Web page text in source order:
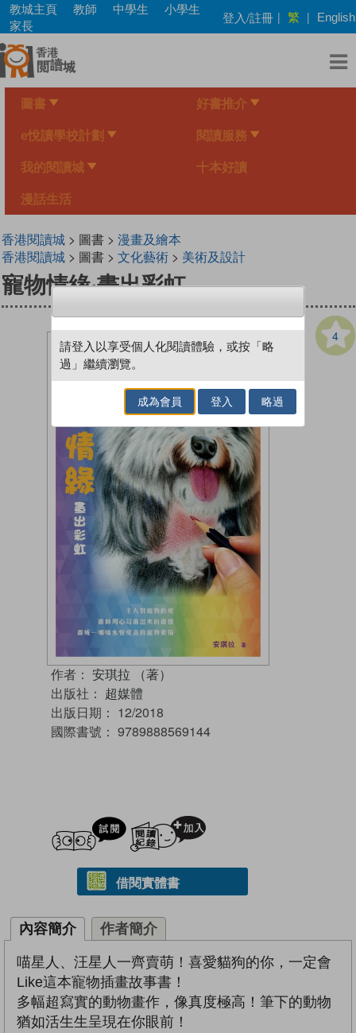
Skip
main
content
教城主頁 教師 中學生
小學生
家長
登入/註冊 | 繁 | English
圖書 好書推介
e悅讀學校計劃 閱讀服務
我的閱讀城 十本好讀
漫話生活
香港閱讀城> 圖書 > 漫畫及繪本
香港閱讀城> 圖書 > 文化藝術> 美術及設計
寵物情緣‧畫出彩虹
4
作者： 安琪拉 （著）
出版社： 超媒體
出版日期： 12/2018
國際書號： 9789888569144
試閲
借閱實體書
內容簡介 作者簡介
喵星人、汪星人一齊賣萌！喜愛貓狗的你，一定會
Like這本寵物插畫故事書！
多幅超寫實的動物畫作，像真度極高！筆下的動物
猶如活生生呈現在你眼前！
請登入以享受個人化閱讀體驗，或按「略
過」繼續瀏覽。
成為會員 登入 略過